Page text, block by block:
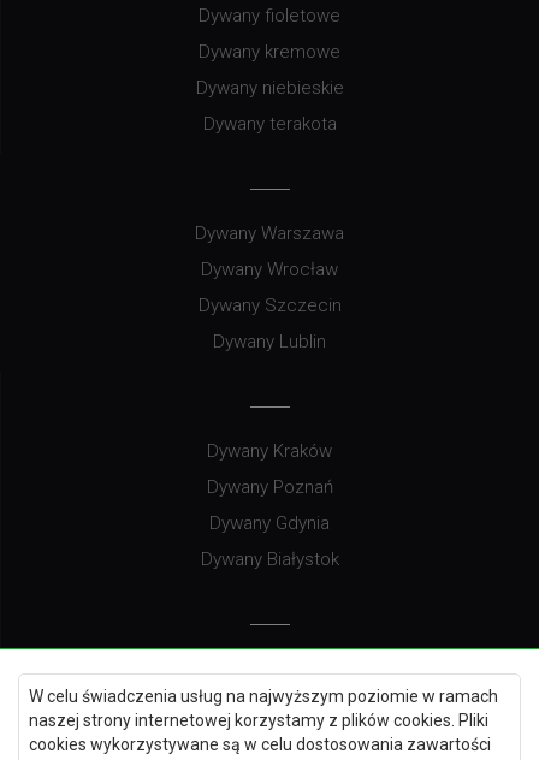
W celu świadczenia usług na najwyższym poziomie w ramach
naszej strony internetowej korzystamy z plików cookies. Pliki
cookies wykorzystywane są w celu dostosowania zawartości
Dywany fioletowe
Dywany kremowe
Dywany niebieskie
Dywany terakota
Dywany Warszawa
Dywany Wrocław
Dywany Szczecin
Dywany Lublin
Dywany Kraków
Dywany Poznań
Dywany Gdynia
Dywany Białystok
Dywany Gdańsk
Dywany Toruń